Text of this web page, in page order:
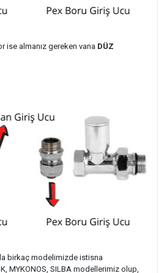
ise almanız gereken vana DÜZ
birkaç modelimizde istisna
MYKONOS, SILBA modellerimiz olup,